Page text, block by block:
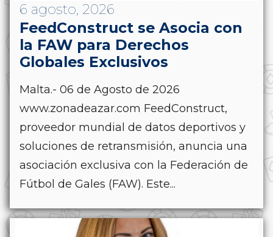
6 agosto, 2026
FeedConstruct se Asocia con
la FAW para Derechos
Globales Exclusivos
Malta.- 06 de Agosto de 2026
www.zonadeazar.com FeedConstruct,
proveedor mundial de datos deportivos y
soluciones de retransmisión, anuncia una
asociación exclusiva con la Federación de
Fútbol de Gales (FAW). Este...